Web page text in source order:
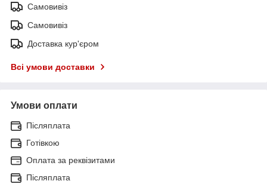
Самовивіз
Самовивіз
Доставка кур'єром
Всі умови доставки
Умови оплати
Післяплата
Готівкою
Оплата за реквізитами
Післяплата